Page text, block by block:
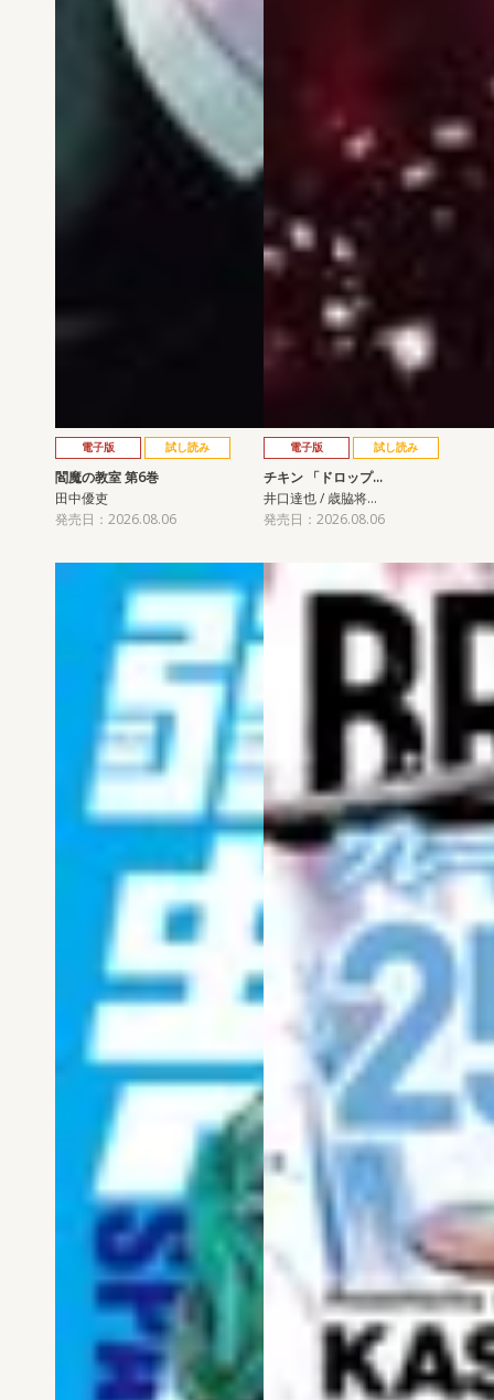
電子版 試し読み
閻魔の教室 第6巻
田中優吏
発売日：2026.08.06
電子版 試し読み
チキン 「ドロップ…
井口達也 / 歳脇将…
発売日：2026.08.06